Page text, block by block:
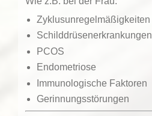
Zyklusunregelmäßigkeiten
Schilddrüsenerkrankungen
PCOS
Endometriose
Immunologische Faktoren
Gerinnungsstörungen